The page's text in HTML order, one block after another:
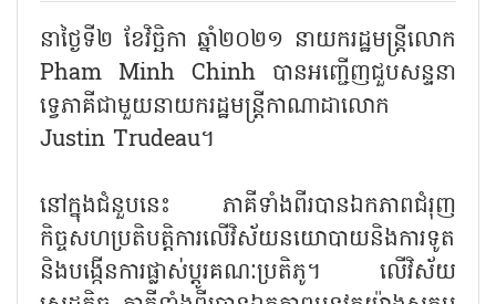
នាថ្ងៃទី២ ខែវិច្ឆិកា ឆ្នាំ២០២១ នាយករដ្ឋមន្ត្រីលោក
Pham Minh Chinh បានអញ្ជើញជួបសន្ទនា
ទ្វេភាគីជាមួយនាយករដ្ឋមន្ត្រីកាណាដាលោក
Justin Trudeau។
នៅក្នុងជំនួបនេះ ភាគីទាំងពីរបានឯកភាពជំរុញ
កិច្ចសហប្រតិបត្តិការលើវិស័យនយោបាយនិងការទូត
និងបង្កើនការផ្លាស់ប្តូរគណៈប្រតិភូ។ លើវិស័យ